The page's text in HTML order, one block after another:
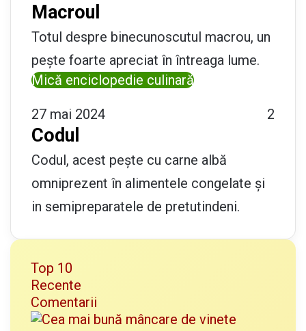
Macroul
Totul despre binecunoscutul macrou, un
pește foarte apreciat în întreaga lume.
Mică enciclopedie culinară
27 mai 2024 2
Codul
Codul, acest pește cu carne albă
omniprezent în alimentele congelate și
in semipreparatele de pretutindeni.
Top 10
Recente
Comentarii